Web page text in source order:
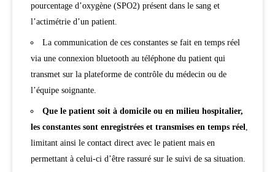
pourcentage d’oxygène (SPO2) présent dans le sang et
l’actimétrie d’un patient.
La communication de ces constantes se fait en temps réel
via une connexion bluetooth au téléphone du patient qui
transmet sur la plateforme de contrôle du médecin ou de
l’équipe soignante.
Que le patient soit à domicile ou en milieu hospitalier,
les constantes sont enregistrées et transmises en temps réel
limitant ainsi le contact direct avec le patient mais en
permettant à celui-ci d’être rassuré sur le suivi de sa situation.